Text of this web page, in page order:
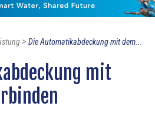
> Die Automatikabdeckung mit dem...
mit